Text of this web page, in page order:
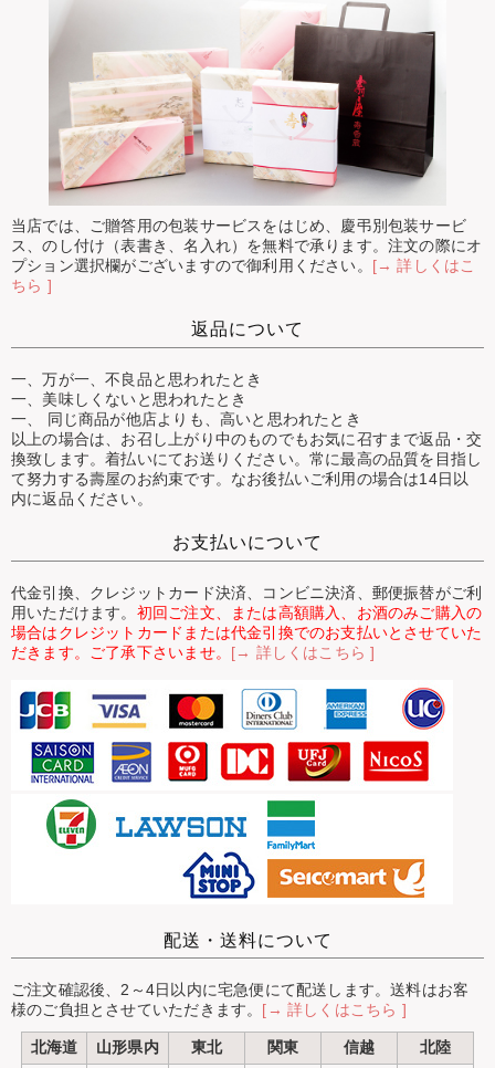
当店では、ご贈答用の包装サービスをはじめ、慶弔別包装サービ
ス、のし付け（表書き、名入れ）を無料で承ります。注文の際にオ
プション選択欄がございますので御利用ください。 [→ 詳しくはこ
ちら ]
返品について
一、万が一、不良品と思われたとき
一、美味しくないと思われたとき
一、 同じ商品が他店よりも、高いと思われたとき
以上の場合は、お召し上がり中のものでもお気に召すまで返品・交
換致します。着払いにてお送りください。常に最高の品質を目指し
て努力する壽屋のお約束です。なお後払いご利用の場合は14日以
内に返品ください。
お支払いについて
代金引換、クレジットカード決済、コンビニ決済、郵便振替がご利
用いただけます。 初回ご注文、または高額購入、お酒のみご購入の
場合はクレジットカードまたは代金引換でのお支払いとさせていた
だきます。ご了承下さいませ。 [→ 詳しくはこちら ]
配送・送料について
ご注文確認後、2～4日以内に宅急便にて配送します。送料はお客
様のご負担とさせていただきます。 [→ 詳しくはこちら ]
北海道 山形県内 東北 関東 信越 北陸